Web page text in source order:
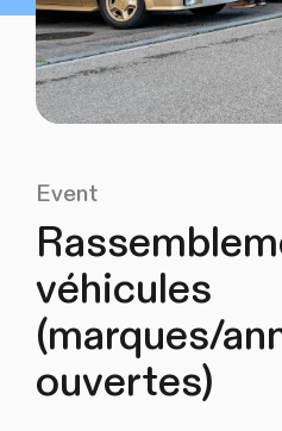
Event
véhicules
(marques/
ouvertes)